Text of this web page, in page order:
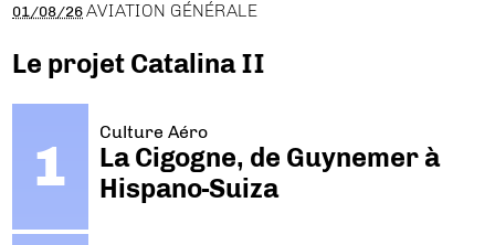
01/08/26 AVIATION GÉNÉRALE
Le projet Catalina II
Culture Aéro
La Cigogne, de Guynemer à
Hispano-Suiza